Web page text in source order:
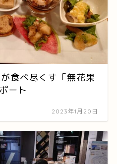
食べ尽くす「無花果
ート
2023年1月20日